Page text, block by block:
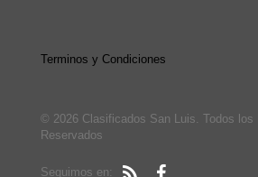
Terminos y Condiciones
© 2026 Clasificados San Luis. Todos los
Reservados
Seguimos en: